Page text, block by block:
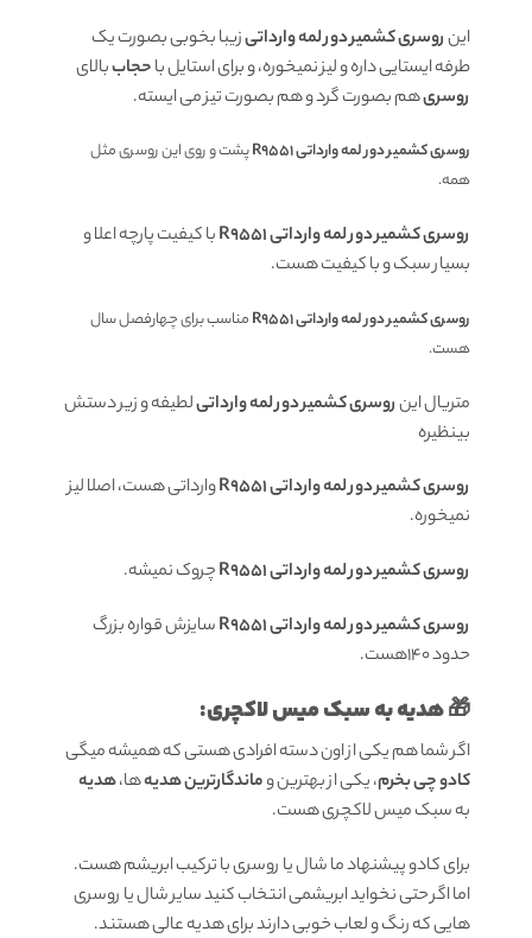
اینروسری کشمیر دور لمه وارداتیزیبا بخوبی بصورت یک
طرفه ایستایی داره و لیز نمیخوره، و برای استایل باحجاببالای
روسریهم بصورت گرد و هم بصورت تیز می ایسته.
روسری کشمیر دور لمه وارداتی R9551
پشت و روی این روسری مثل
همه.
روسری کشمیر دور لمه وارداتی R9551
با کیفیت پارچه اعلا و
بسیار سبک و با کیفیت هست.
روسری کشمیر دور لمه وارداتی R9551
مناسب برای چهارفصل سال
هست.
متریال اینروسری کشمیر دور لمه وارداتیلطیفه و زیر دستش
بینظیره
روسری کشمیر دور لمه وارداتی R9551
وارداتی هست، اصلا لیز
نمیخوره.
روسری کشمیر دور لمه وارداتی R9551
چروک نمیشه.
روسری کشمیر دور لمه وارداتی R9551
سایزش قواره بزرگ
حدود 140هست.
🎁 هدیه به سبک میس لاکچری:
اگر شما هم یکی از اون دسته افرادی هستی که همیشه میگی
کادو چی بخرم، یکی از بهترین وماندگارترین هدیهها،هدیه
به سبک میس لاکچری هست.
برای کادو پیشنهاد ما شال یا روسری با ترکیب ابریشم هست.
اما اگر حتی نخواید ابریشمی انتخاب کنید سایر شال یا روسری
هایی که رنگ و لعاب خوبی دارند برای هدیه عالی هستند.